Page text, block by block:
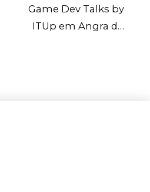
Game Dev Talks by
ITUp em Angra do